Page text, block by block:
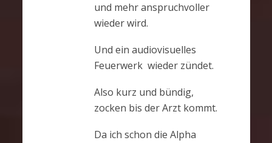
und mehr anspruchvoller
wieder wird.
Und ein audiovisuelles
Feuerwerk wieder zündet.
Also kurz und bündig,
zocken bis der Arzt kommt.
Da ich schon die Alpha